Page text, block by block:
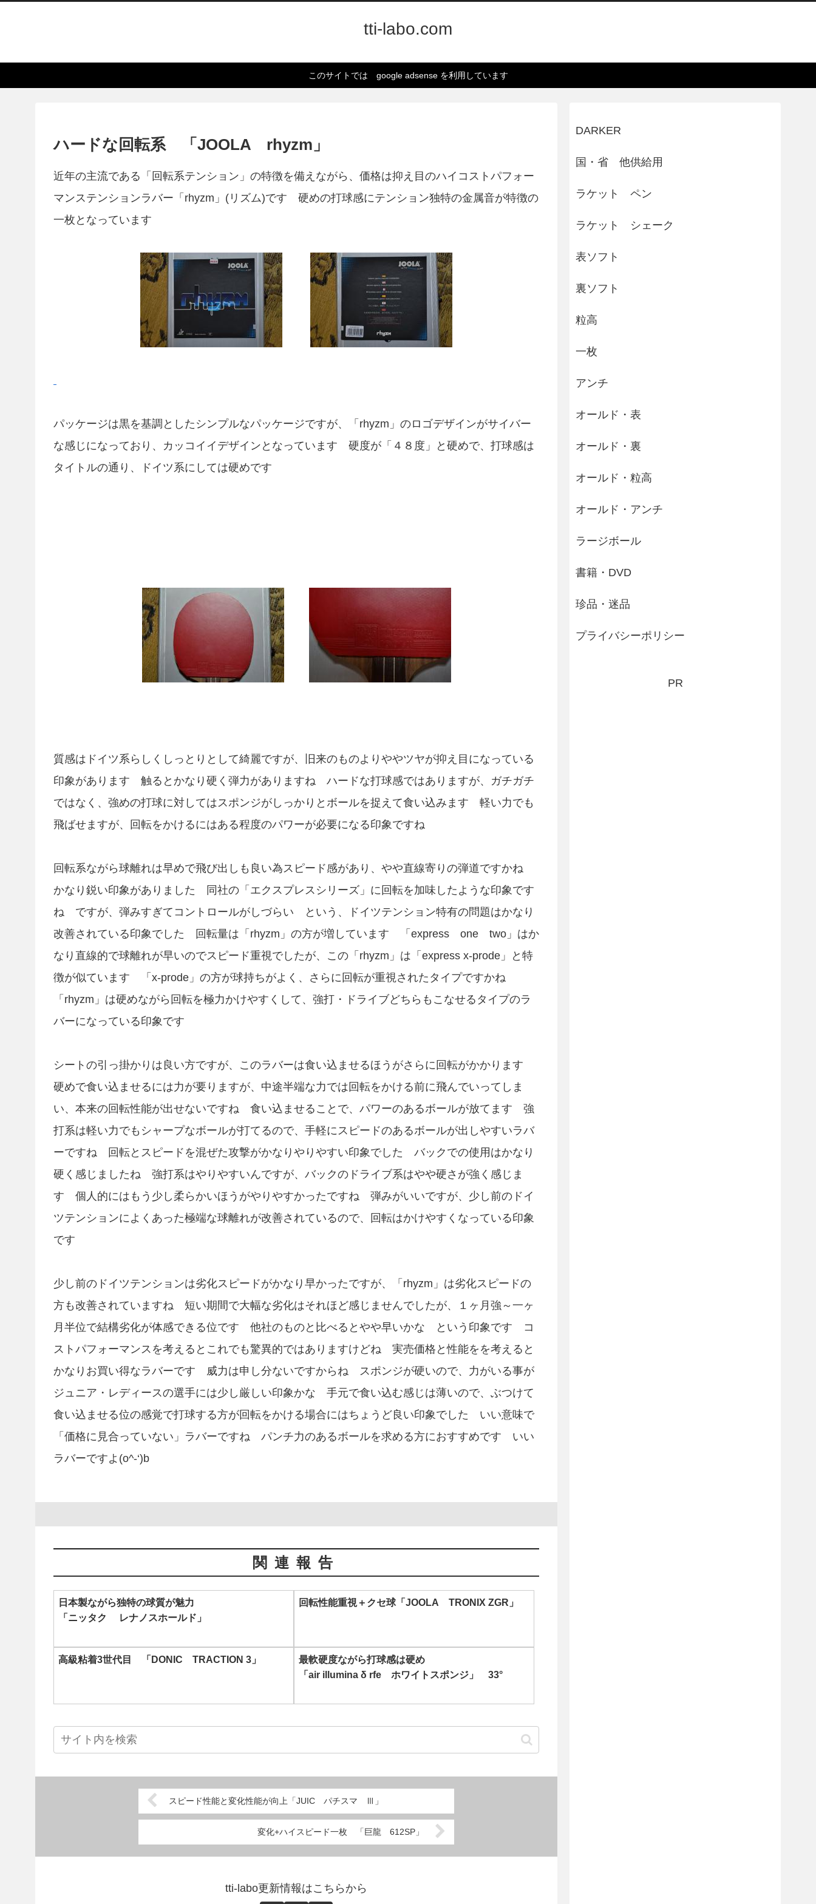
tti-labo.com
このサイトでは google adsense を利用しています
ハードな回転系 「JOOLA rhyzm」
近年の主流である「回転系テンション」の特徴を備えながら、価格は抑え目のハイコストパフォー
マンステンションラバー「rhyzm」(リズム)です 硬めの打球感にテンション独特の金属音が特徴の
一枚となっています
パッケージは黒を基調としたシンプルなパッケージですが、「rhyzm」のロゴデザインがサイバー
な感じになっており、カッコイイデザインとなっています 硬度が「４８度」と硬めで、打球感は
タイトルの通り、ドイツ系にしては硬めです
質感はドイツ系らしくしっとりとして綺麗ですが、旧来のものよりややツヤが抑え目になっている
印象があります 触るとかなり硬く弾力がありますね ハードな打球感ではありますが、ガチガチ
ではなく、強めの打球に対してはスポンジがしっかりとボールを捉えて食い込みます 軽い力でも
飛ばせますが、回転をかけるにはある程度のパワーが必要になる印象ですね
回転系ながら球離れは早めで飛び出しも良い為スピード感があり、やや直線寄りの弾道ですかね
かなり鋭い印象がありました 同社の「エクスプレスシリーズ」に回転を加味したような印象です
ね ですが、弾みすぎてコントロールがしづらい という、ドイツテンション特有の問題はかなり
改善されている印象でした 回転量は「rhyzm」の方が増しています 「express one two」はか
なり直線的で球離れが早いのでスピード重視でしたが、この「rhyzm」は「express x-prode」と特
徴が似ています 「x-prode」の方が球持ちがよく、さらに回転が重視されたタイプですかね
「rhyzm」は硬めながら回転を極力かけやすくして、強打・ドライブどちらもこなせるタイプのラ
バーになっている印象です
シートの引っ掛かりは良い方ですが、このラバーは食い込ませるほうがさらに回転がかかります
硬めで食い込ませるには力が要りますが、中途半端な力では回転をかける前に飛んでいってしま
い、本来の回転性能が出せないですね 食い込ませることで、パワーのあるボールが放てます 強
打系は軽い力でもシャープなボールが打てるので、手軽にスピードのあるボールが出しやすいラバ
ーですね 回転とスピードを混ぜた攻撃がかなりやりやすい印象でした バックでの使用はかなり
硬く感じましたね 強打系はやりやすいんですが、バックのドライブ系はやや硬さが強く感じま
す 個人的にはもう少し柔らかいほうがやりやすかったですね 弾みがいいですが、少し前のドイ
ツテンションによくあった極端な球離れが改善されているので、回転はかけやすくなっている印象
です
少し前のドイツテンションは劣化スピードがかなり早かったですが、「rhyzm」は劣化スピードの
方も改善されていますね 短い期間で大幅な劣化はそれほど感じませんでしたが、１ヶ月強～一ヶ
月半位で結構劣化が体感できる位です 他社のものと比べるとやや早いかな という印象です コ
ストパフォーマンスを考えるとこれでも驚異的ではありますけどね 実売価格と性能をを考えると
かなりお買い得なラバーです 威力は申し分ないですからね スポンジが硬いので、力がいる事が
ジュニア・レディースの選手には少し厳しい印象かな 手元で食い込む感じは薄いので、ぶつけて
食い込ませる位の感覚で打球する方が回転をかける場合にはちょうど良い印象でした いい意味で
「価格に見合っていない」ラバーですね パンチ力のあるボールを求める方におすすめです いい
ラバーですよ(o^-‘)b
関連報告
日本製ながら独特の球質が魅力
「ニッタク レナノスホールド」
回転性能重視＋クセ球「JOOLA TRONIX ZGR」
高級粘着3世代目 「DONIC TRACTION 3」
最軟硬度ながら打球感は硬め
「air illumina δ rfe ホワイトスポンジ」 33°
スピード性能と変化性能が向上「JUIC パチスマ Ⅲ」
変化+ハイスピード一枚 「巨龍 612SP」
tti-labo更新情報はこちらから
DARKER
国・省 他供給用
ラケット ペン
ラケット シェーク
表ソフト
裏ソフト
粒高
一枚
アンチ
オールド・表
オールド・裏
オールド・粒高
オールド・アンチ
ラージボール
書籍・DVD
珍品・迷品
プライバシーポリシー
PR